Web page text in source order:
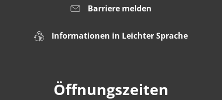
Barriere melden
Informationen in Leichter Sprache
Öffnungszeiten